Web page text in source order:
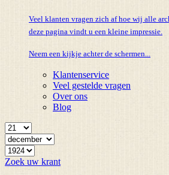
Veel klanten vragen zich af hoe wij alle
deze pagina vindt u een kleine impressie.
Neem een kijkje achter de schermen...
Klantenservice
Veel gestelde vragen
Over ons
Blog
Zoek uw krant